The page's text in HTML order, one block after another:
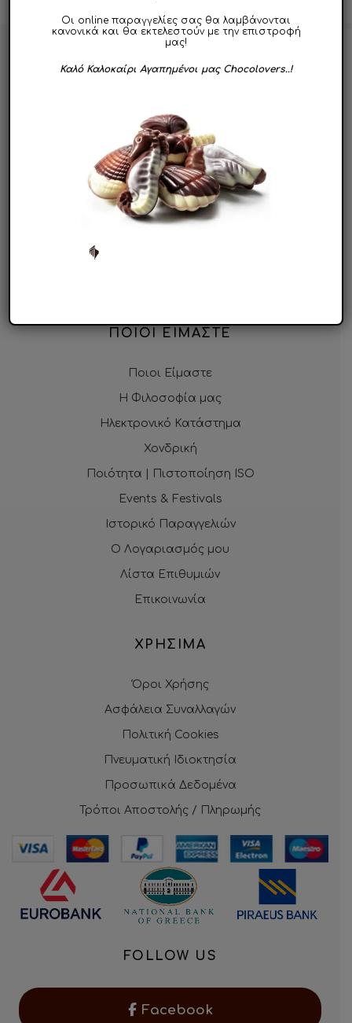
PREMIUM QUALITY
ΠΟΙΟΙ ΕΙΜΑΣΤΕ
Ποιοι Είμαστε
Η Φιλοσοφία μας
Ηλεκτρονικό Κατάστημα
Χονδρική
Ποιότητα | Πιστοποίηση ISO
Events & Festivals
Ιστορικό Παραγγελιών
Ο Λογαριασμός μου
Λίστα Επιθυμιών
Επικοινωνία
ΧΡΗΣΙΜΑ
Όροι Χρήσης
Ασφάλεια Συναλλαγών
Πολιτική Cookies
Πνευματική Ιδιοκτησία
Προσωπικά Δεδομένα
Τρόποι Αποστολής / Πληρωμής
FOLLOW US
Facebook
Οι online παραγγελίες σας θα λαμβάνονται
κανονικά και θα εκτελεστούν με την επιστροφή
μας!
Καλό Καλοκαίρι Αγαπημένοι μας Chocolovers..!